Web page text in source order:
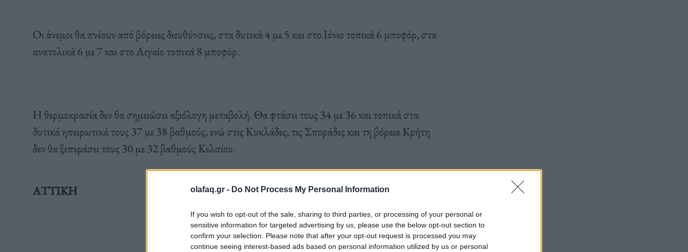
olafaq.gr - Do Not Process My Personal Information
If you wish to opt-out of the sale, sharing to third parties, or processing of your personal or
sensitive information for targeted advertising by us, please use the below opt-out section to
confirm your selection. Please note that after your opt-out request is processed you may
continue seeing interest-based ads based on personal information utilized by us or personal
Οι άνεμοι θα πνέουν από βόρειες διευθύνσεις, στα δυτικά 4 με 5 και στο Ιόνιο τοπικά 6 μποφόρ, στα
ανατολικά 6 με 7 και στο Αιγαίο τοπικά 8 μποφόρ.
Η θερμοκρασία δεν θα σημειώσει αξιόλογη μεταβολή. Θα φτάσει τους 34 με 36 και τοπικά στα
δυτικά ηπειρωτικά τους 37 με 38 βαθμούς, ενώ στις Κυκλάδες, τις Σποράδες και τη βόρεια Κρήτη
δεν θα ξεπεράσει τους 30 με 32 βαθμούς Κελσίου.
ΑΤΤΙΚΗ